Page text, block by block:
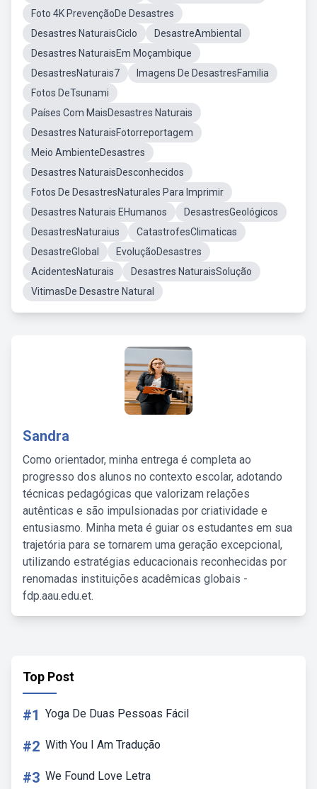
Foto 4K PrevençãoDe Desastres
Desastres NaturaisCiclo
DesastreAmbiental
Desastres NaturaisEm Moçambique
DesastresNaturais7
Imagens De DesastresFamilia
Fotos DeTsunami
Países Com MaisDesastres Naturais
Desastres NaturaisFotorreportagem
Meio AmbienteDesastres
Desastres NaturaisDesconhecidos
Fotos De DesastresNaturales Para Imprimir
Desastres Naturais EHumanos
DesastresGeológicos
DesastresNaturaius
CatastrofesClimaticas
DesastreGlobal
EvoluçãoDesastres
AcidentesNaturais
Desastres NaturaisSolução
VitimasDe Desastre Natural
Sandra
Como orientador, minha entrega é completa ao
progresso dos alunos no contexto escolar, adotando
técnicas pedagógicas que valorizam relações
autênticas e são impulsionadas por criatividade e
entusiasmo. Minha meta é guiar os estudantes em sua
trajetória para se tornarem uma geração excepcional,
utilizando estratégias educacionais reconhecidas por
renomadas instituições acadêmicas globais -
fdp.aau.edu.et.
Top Post
#1 Yoga De Duas Pessoas Fácil
#2 With You I Am Tradução
#3 We Found Love Letra